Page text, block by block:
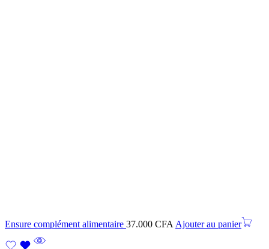
Ensure complément alimentaire 37.000 CFA Ajouter au panier